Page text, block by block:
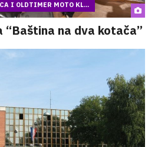
I OLDTIMER MOTO KL...
na dva kotača”